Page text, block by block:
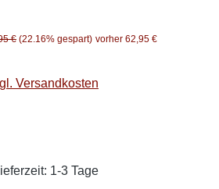
Preis:
€ (22.16% gespart) vorher 62,95 €
Versandkosten
1-3 Tage